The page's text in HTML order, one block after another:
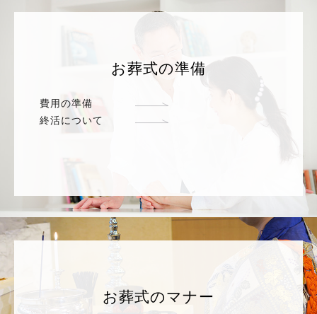
お葬式の準備
費用の準備
終活について
お葬式のマナー